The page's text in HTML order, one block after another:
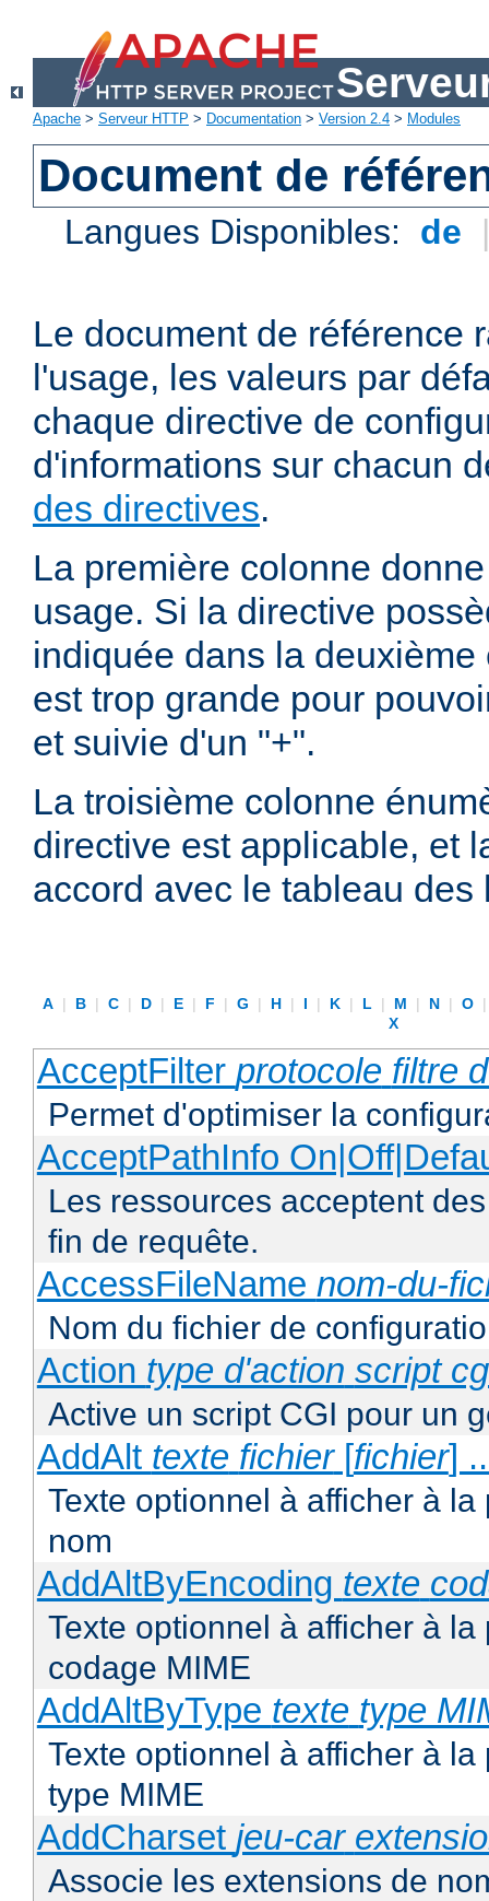
Apache > Serveur HTTP > Documentation > Version 2.4 > Modules
Document de
Langues Disponibles: de
Le document de référence
l'usage, les valeurs par
chaque directive de
d'informations sur chacun
des directives.
La première colonne
usage. Si la directive
indiquée dans la
est trop grande pour
et suivie d'un "+".
La troisième colonne
directive est applicable, et
accord avec le tableau
A | B | C | D | E | F | G | H | I | K | L | M | N | O
X
AcceptFilter protocole filtre
Permet d'optimiser la
AcceptPathInfo
Les ressources acceptent
fin de requête.
AccessFileName nom-du-
Nom du fichier de
Action type d'action script
Active un script CGI pour un
AddAlt texte fichier[fichier]
Texte optionnel à afficher à
nom
AddAltByEncoding texte
Texte optionnel à afficher à
codage MIME
AddAltByType texte type
Texte optionnel à afficher à
type MIME
AddCharset jeu-car
Associe les extensions de